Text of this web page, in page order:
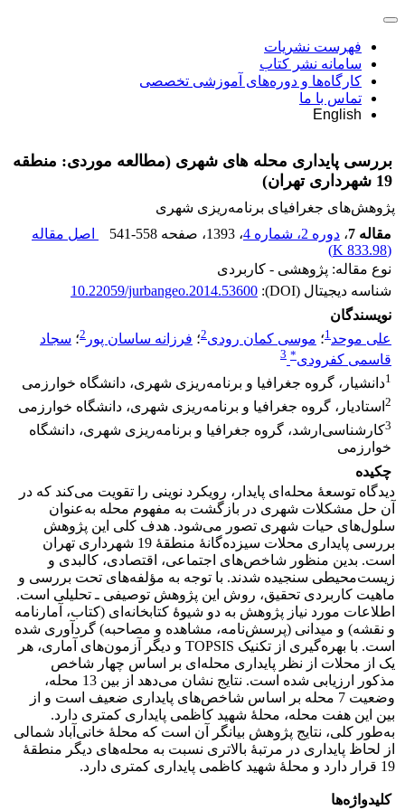
فهرست نشریات
سامانه نشر کتاب
کارگاه‌ها و دوره‌های آموزشی تخصصی
تماس با ما
English
بررسی پایداری محله های شهری (مطالعه موردی: منطقه
19 شهرداری تهران)
پژوهش‌های جغرافیای برنامه‌ریزی شهری
مقاله 7
، دوره 2، شماره 4 ، 1393 ، صفحه 541-558
اصل مقاله
(
833.98 K
)
نوع مقاله: پژوهشی - کاربردی
شناسه دیجیتال (DOI):
10.22059/jurbangeo.2014.53600
نویسندگان
علی موحد1؛ موسی کمان رودی2؛ فرزانه ساسان پور 2؛ سجاد
قاسمی کفرودی*
3
1دانشیار، گروه جغرافیا و برنامه‌ریزی شهری، دانشگاه خوارزمی
2 استادیار، گروه جغرافیا و برنامه‌ریزی شهری، دانشگاه خوارزمی
3کارشناسی‌ارشد، گروه جغرافیا و برنامه‌ریزی شهری، دانشگاه
خوارزمی
چکیده
دیدگاه توسعۀ محله‌ای پایدار، رویکرد نوینی را تقویت می‌کند که در
آن حل مشکلات شهری در بازگشت به مفهوم محله به‌عنوان
سلول‌های حیات شهری تصور می‌شود. هدف کلی این پژوهش
بررسی پایداری محلات سیزده‌گانۀ منطقۀ 19 شهرداری تهران
است. بدین منظور شاخص‌های‌ اجتماعی، اقتصادی، کالبدی و
زیست‌محیطی سنجیده شدند. با توجه به مؤلفه‌های تحت بررسی و
ماهیت کاربردی تحقیق، روش این پژوهش توصیفی ـ تحلیلی است.
اطلاعات مورد نیاز پژوهش به دو شیوۀ کتابخانه‌ای (کتاب، آمارنامه
و نقشه) و میدانی (پرسش‌نامه، مشاهده و مصاحبه) گردآوری شده
است. با بهره‌گیری از تکنیک TOPSIS و دیگر آزمون‌های آماری، هر
یک از محلات از نظر پایداری محله‌ای بر اساس چهار شاخص
مذکور ارزیابی شده است. نتایج نشان می‌دهد از بین 13 محله،
وضعیت 7 محله بر اساس شاخص‌های پایداری ضعیف است و از
بین این هفت محله، محلۀ شهید کاظمی پایداری کمتری دارد.
به‌طور کلی، نتایج پژوهش بیانگر آن است که محلۀ خانی‌آباد شمالی
از لحاظ پایداری در مرتبۀ بالاتری نسبت به محله‌های دیگر منطقۀ
19 قرار دارد و محلۀ شهید کاظمی پایداری کمتری دارد.
کلیدواژه‌ها